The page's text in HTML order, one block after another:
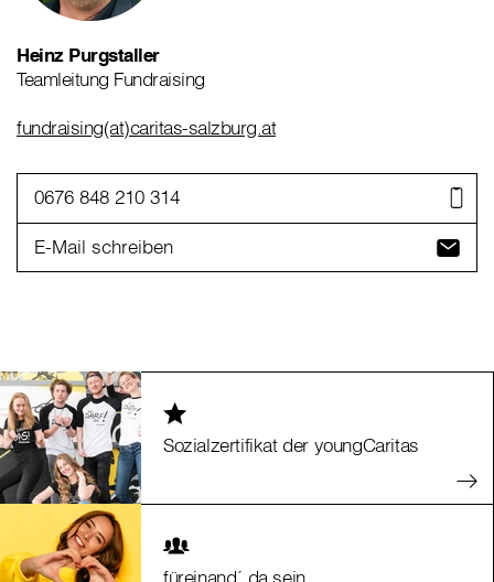
Heinz Purgstaller
Teamleitung Fundraising
fundraising(at)caritas-salzburg.at
0676 848 210 314
E-Mail schreiben
Sozialzertifikat der youngCaritas
füreinand´ da sein